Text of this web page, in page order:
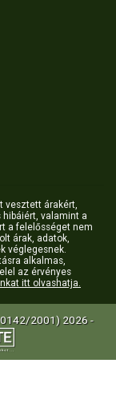
vesztett árakért,
valamint a
a felelősséget nem
árak, adatok,
véglegesnek.
alkalmas,
az érvényes
itt olvashatja.
2001) 2026 -